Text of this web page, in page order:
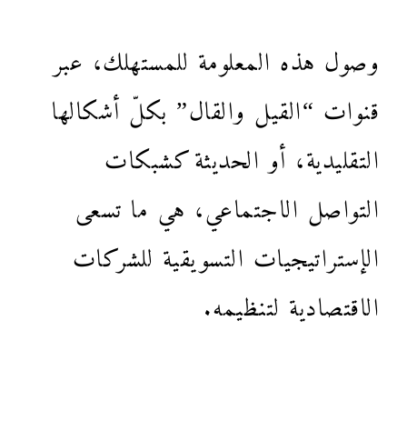
وصول هذه المعلومة للمستهلك، عبر
قنوات “القيل والقال” بكلّ أشكالها
التقليدية، أو الحديثة كشبكات
التواصل الاجتماعي، هي ما تسعى
الإستراتيجيات التسويقية للشركات
الاقتصادية لتنظيمه.